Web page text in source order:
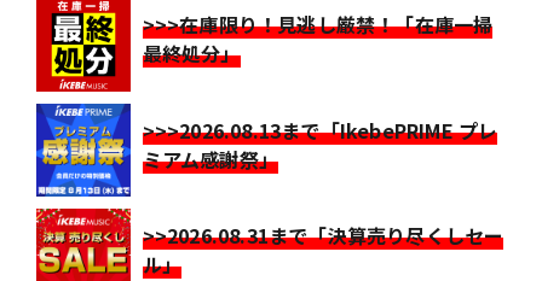
>>>在庫限り！見逃し厳禁！「在庫一掃
最終処分」
>>>2026.08.13まで「IkebePRIME プレ
ミアム感謝祭」
>>2026.08.31まで「決算売り尽くしセー
ル」